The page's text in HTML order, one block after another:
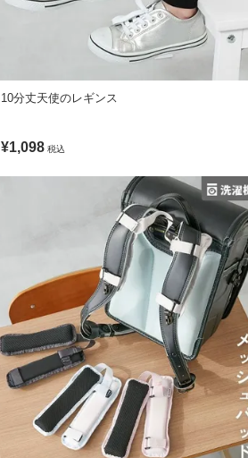
雨をしのぎやすいように、柔らかなタフタ素
※着用時間や雨量により、雨が染み込む恐
・汚れをはじくものではございません。
・完全防水ではなく、撥水加工は永続的な
・くり返しの着用や摩擦により撥水効果が
・フードのクリア部分にスチーム跡が見ら
・摩擦や水、汗などで色が移ることがあり
・平置きにて採寸しているため、サイズや
・生産時期により、多少色味が異なる場合
10分丈天使のレギンス
¥1,098 税込